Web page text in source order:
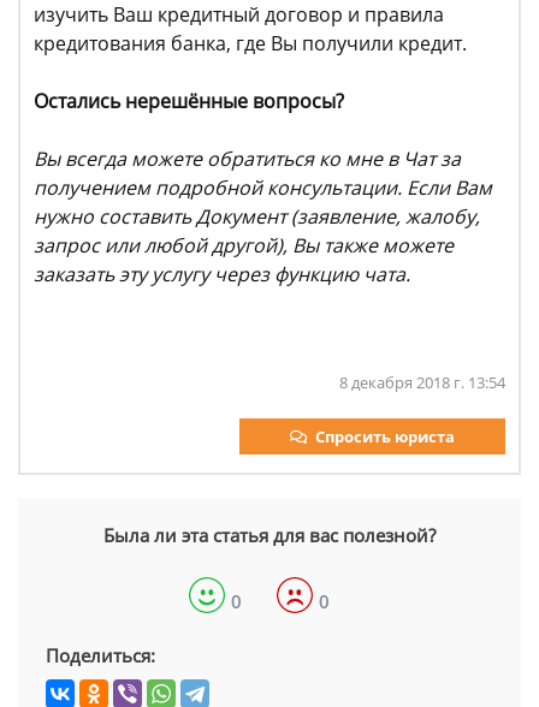
изучить Ваш кредитный договор и правила
кредитования банка, где Вы получили кредит.
Остались нерешённые вопросы?
Вы всегда можете обратиться ко мне в Чат за
получением подробной консультации. Если Вам
нужно составить Документ (заявление, жалобу,
запрос или любой другой), Вы также можете
заказать эту услугу через функцию чата.
8 декабря 2018 г. 13:54
Спросить юриста
Была ли эта статья для вас полезной?
0 0
Поделиться: